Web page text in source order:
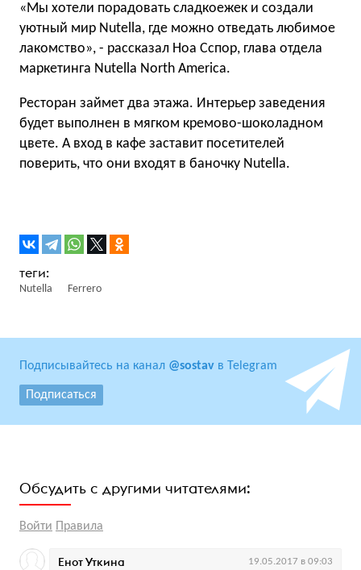
«Мы хотели порадовать сладкоежек и создали
уютный мир Nutella, где можно отведать любимое
лакомство», - рассказал Ноа Сспор, глава отдела
маркетинга Nutella North America.
Ресторан займет два этажа. Интерьер заведения
будет выполнен в мягком кремово-шоколадном
цвете. А вход в кафе заставит посетителей
поверить, что они входят в баночку Nutella.
Nutella Ferrero
Подписывайтесь на канал @sostav в Telegram
Подписаться
Обсудить с другими читателями:
Войти Правила
Енот Уткина 19.05.2017 в 09:03